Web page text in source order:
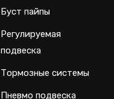
Буст пайпы
Регулируемая
подвеска
Тормозные системы
Пневмо подвеска